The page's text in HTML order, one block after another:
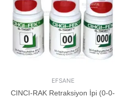
EFSANE
CINCI-RAK Retraksiyon İpi (0-0-